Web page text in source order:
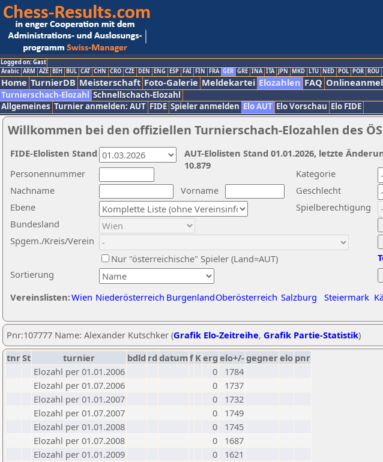
Logged on: Gast
Arabic ARM AZE BIH BUL CAT CHN CRO CZE DEN ENG ESP FAI FIN FRA GER GRE INA ITA JPN MKD LTU NED POL POR ROU
Home TurnierDB Meisterschaft Foto-Galerie Meldekartei Elozahlen FAQ
Turnierschach-Elozahl Schnellschach-Elozahl
Allgemeines Turnier anmelden: AUT FIDE Spieler anmelden Elo AUT Elo Vorschau Elo FIDE
Willkommen bei den offiziellen Turnierschach-Elozahlen des
Nachname
Vorname
Ebene
Kategorie
Sortierung
Personennummer
Bundesland
Spgem./Kreis/Verein
Geschlecht
Nur "österreichische" Spieler (Land=AUT)
Spielberechtigung
Vereinslisten:Wien Niederösterreich BurgenlandOberösterreich Salzburg Steiermark
AUT-Elolisten Stand 01.01.2026, letzte
10.879
FIDE-Elolisten Stand
Pnr:107777 Name: Alexander Kutschker (Grafik Elo-Zeitreihe, Grafik Partie-Statistik)
tnrSt turnier bdld rd datumf Kerg elo+/-gegnerelo pnr
Elozahl per 01.01.2006
0
1784
Elozahl per 01.07.2006
0
1737
Elozahl per 01.01.2007
0
1732
Elozahl per 01.07.2007
0
1749
Elozahl per 01.01.2008
0
1745
Elozahl per 01.07.2008
0
1687
Elozahl per 01.01.2009
0
1621